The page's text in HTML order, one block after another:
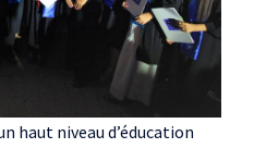
haut niveau d’éducation